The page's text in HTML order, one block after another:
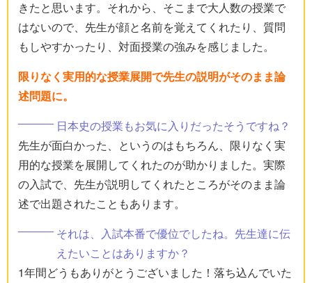
きたと思います。それから、そこまで大人数の授業で
はないので、先生が顔と名前を覚えてくれたり、質問
もしやすかったり、対面授業の強みを感じました。
限りなく実用的な授業展開で先生の説明がそのまま論
述問題に。
日本史の授業もお気に入りだったそうですね？
先生が面白かった、というのはもちろん、限りなく実
用的な授業を展開してくれたのが助かりました。実際
の入試で、先生が説明してくれたところがそのまま論
述で出題されたこともあります。
それは、入試本番で優位でしたね。先生達に伝
えたいことはありますか？
1年間どうもありがとうございました！落ち込んでいた